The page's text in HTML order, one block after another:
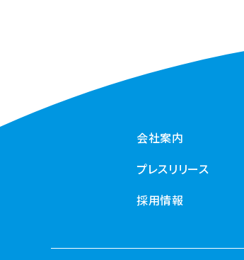
会社案内
プレスリリース
採用情報